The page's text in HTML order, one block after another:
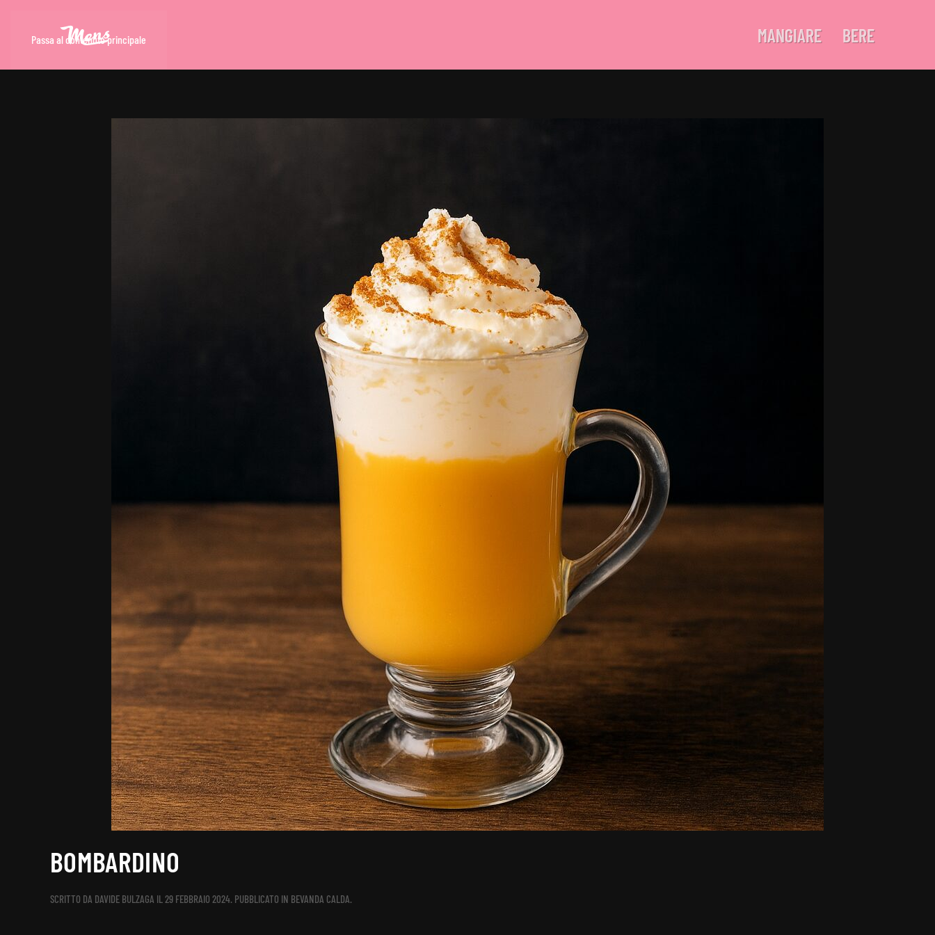
Passa al contenuto principale MANGIARE BERE
BOMBARDINO
SCRITTO DA DAVIDE BULZAGA IL 29 FEBBRAIO 2024. PUBBLICATO IN BEVANDA CALDA.